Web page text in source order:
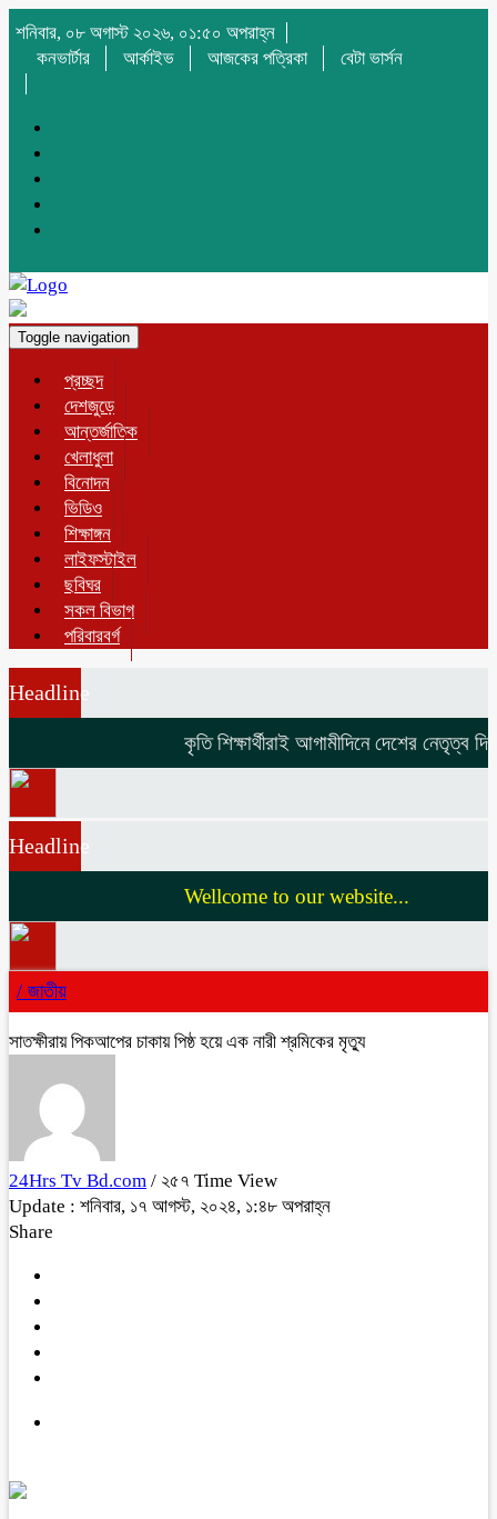
শনিবার, ০৮ অগাস্ট ২০২৬, ০১:৫০ অপরাহ্ন
কনভার্টার
আর্কাইভ আজকের পত্রিকা বেটা ভার্সন
Toggle navigation
প্রচ্ছদ
দেশজুড়ে
আন্তর্জাতিক
খেলাধুলা
বিনোদন
ভিডিও
শিক্ষাঙ্গন
লাইফস্টাইল
ছবিঘর
সকল বিভাগ
পরিবারবর্গ
Headline
কৃতি শিক্ষার্থীরাই আগামীদিনে দেশের নেতৃত্ব
Headline
Wellcome to our website...
/ জাতীয়
সাতক্ষীরায় পিকআপের চাকায় পিষ্ঠ হয়ে এক নারী শ্রমিকের মৃত্যু
24Hrs Tv Bd.com / ২৫৭ Time View
Update : শনিবার, ১৭ আগস্ট, ২০২৪, ১:৪৮ অপরাহ্ন
Share